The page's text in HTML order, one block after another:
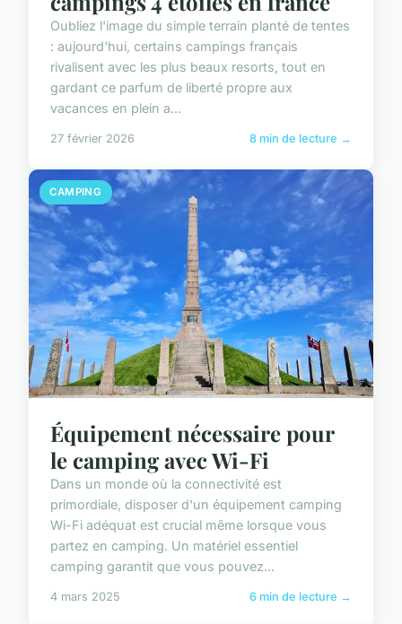
Oubliez l'image du simple terrain planté de tentes
: aujourd'hui, certains campings français
rivalisent avec les plus beaux resorts, tout en
gardant ce parfum de liberté propre aux
vacances en plein a...
27 février 2026 8 min de lecture →
CAMPING
Équipement nécessaire pour
le camping avec Wi-Fi
Dans un monde où la connectivité est
primordiale, disposer d'un équipement camping
Wi-Fi adéquat est crucial même lorsque vous
partez en camping. Un matériel essentiel
camping garantit que vous pouvez...
4 mars 2025 6 min de lecture →